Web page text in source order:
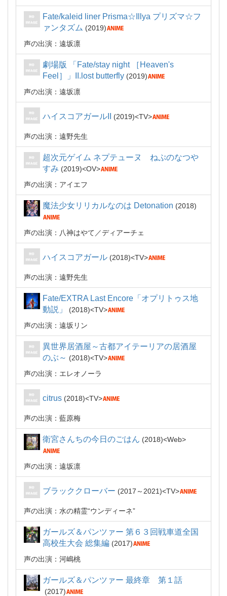
Fate/kaleid liner Prisma☆Illya プリズマ☆フ
ァンタズム
2019
声の出演：遠坂凛
劇場版 「Fate/stay night ［Heaven's
Feel］」II.lost butterfly
2019
声の出演：遠坂凛
ハイスコアガールII 2019 TV
声の出演：遠野先生
超次元ゲイム ネプテューヌ ねぷのなつや
すみ
2019
OV
声の出演：アイエフ
魔法少女リリカルなのは Detonation 2018
声の出演：八神はやて／ディアーチェ
ハイスコアガール 2018 TV
声の出演：遠野先生
Fate/EXTRA Last Encore「オプリトゥス地
動説」
2018
TV
声の出演：遠坂リン
異世界居酒屋～古都アイテーリアの居酒屋
のぶ～
2018
TV
声の出演：エレオノーラ
citrus 2018 TV
声の出演：藍原梅
衛宮さんちの今日のごはん 2018 Web
声の出演：遠坂凛
ブラッククローバー 2017～2021 TV
声の出演：水の精霊“ウンディーネ”
ガールズ＆パンツァー 第６３回戦車道全国
高校生大会 総集編
2017
声の出演：河嶋桃
ガールズ＆パンツァー 最終章 第１話
2017